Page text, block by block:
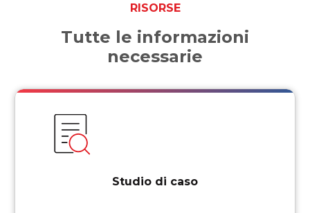
RISORSE
Tutte le informazioni
necessarie
Studio di caso